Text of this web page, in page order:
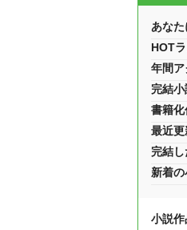
あな
HOT
年間
完結
書籍化
最近
完結
新着
小説